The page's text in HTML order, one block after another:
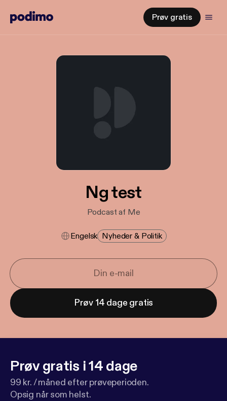
Prøv gratis
Ng test
Podcast af Me
Engelsk Nyheder & Politik
Prøv 14 dage gratis
Prøv gratis i 14 dage
99 kr. / måned efter prøveperioden.
Opsig når som helst.